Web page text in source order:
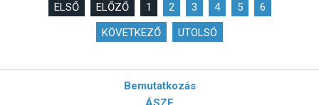
ELSŐ ELŐZŐ 1 2 3 4 5
6
KÖVETKEZŐ
UTOLSÓ
Bemutatkozás